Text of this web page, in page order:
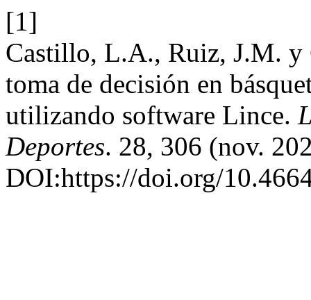
[1]
Castillo, L.A., Ruiz, J.M. y
toma de decisión en
utilizando software Lince.
Deportes. 28, 306 (nov.
DOI:https://doi.org/